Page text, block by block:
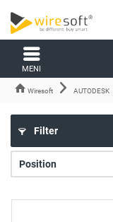
MENI
Wiresoft AUTODESK
Filter